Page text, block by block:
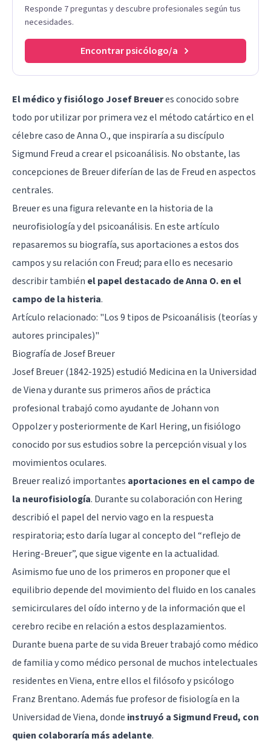
Responde 7 preguntas y descubre profesionales según tus
necesidades.
Encontrar psicólogo/a
El médico y fisiólogo Josef Breueres conocido sobre
todo por utilizar por primera vez el método catártico en el
célebre caso de Anna O., que inspiraría a su discípulo
Sigmund Freuda crear el psicoanálisis. No obstante, las
concepciones de Breuer diferían de las de Freud en aspectos
centrales.
Breuer es una figura relevante en la historia de la
neurofisiología y del psicoanálisis. En este artículo
repasaremos su biografía, sus aportaciones a estos dos
campos y su relación con Freud; para ello es necesario
describir también el papel destacado de Anna O. en el
campo de la histeria.
Artículo relacionado: "Los 9 tipos de Psicoanálisis (teorías y
autores principales)"
Biografía de Josef Breuer
Josef Breuer (1842-1925) estudió Medicina en la Universidad
de Viena y durante sus primeros años de práctica
profesional trabajó como ayudante de Johann von
Oppolzer y posteriormente de Karl Hering, un fisiólogo
conocido por sus estudios sobre la percepción visual y los
movimientos oculares.
Breuer realizó importantes aportaciones en el campo de
la neurofisiología. Durante su colaboración con Hering
describió el papel del nervio vago en la respuesta
respiratoria; esto daría lugar al concepto del “reflejo de
Hering-Breuer”, que sigue vigente en la actualidad.
Asimismo fue uno de los primeros en proponer que el
equilibrio depende del movimiento del fluido en los canales
semicirculares del oído interno y de la información que el
cerebro recibe en relación a estos desplazamientos.
Durante buena parte de su vida Breuer trabajó como médico
de familia y como médico personal de muchos intelectuales
residentes en Viena, entre ellos el filósofo y psicólogo
Franz Brentano. Además fue profesor de fisiología en la
Universidad de Viena, donde instruyó a Sigmund Freud, con
quien colaboraría más adelante.